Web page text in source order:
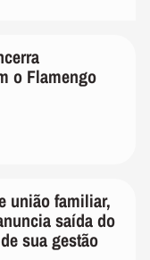
o Flamengo
união familiar,
saída do
sua gestão